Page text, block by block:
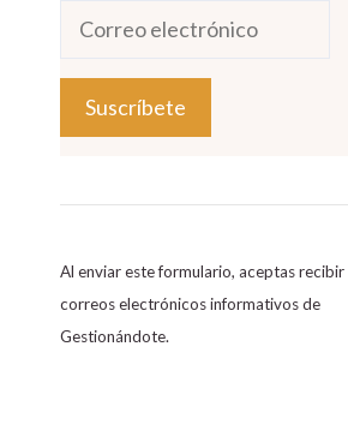
o
s
t
a
Al enviar este formulario, aceptas recibir
correos electrónicos informativos de
Gestionándote.